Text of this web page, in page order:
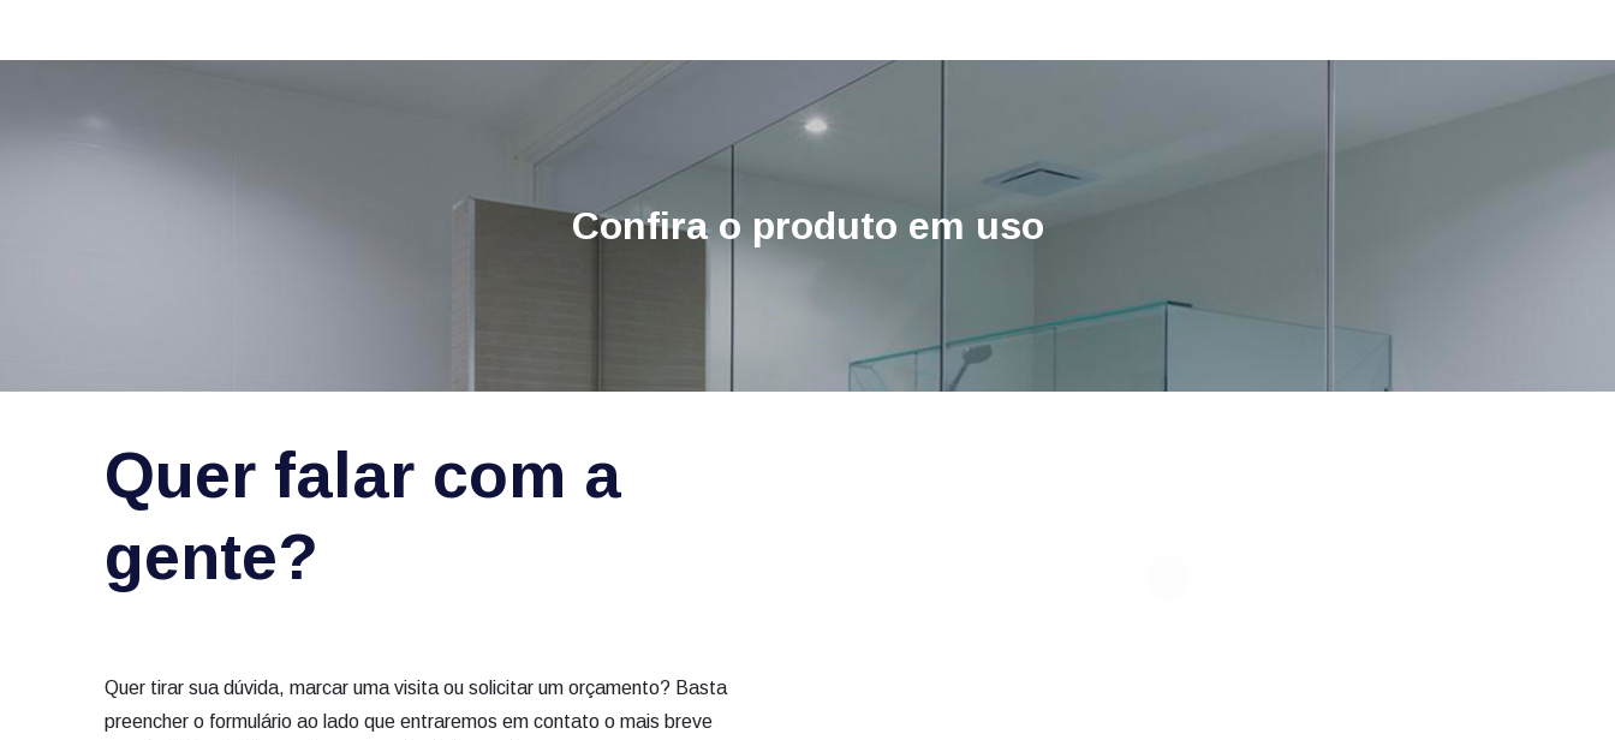
Confira o produto em uso
Quer falar com a
gente?
Quer tirar sua dúvida, marcar uma visita ou solicitar um orçamento? Basta
preencher o formulário ao lado que entraremos em contato o mais breve